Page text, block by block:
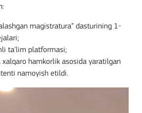
magistratura” dasturining 1-
ta’lim platformasi;
xalqaro hamkorlik asosida yaratilgan
namoyish etildi.